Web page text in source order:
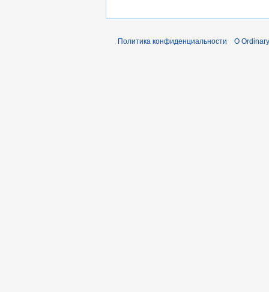
Политика конфиденциальности О